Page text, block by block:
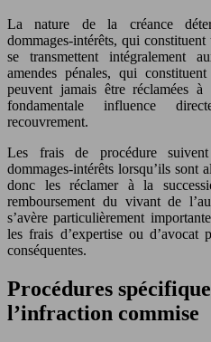
La nature de la créance
dommages-intérêts, qui
se transmettent intégralement
amendes pénales, qui
peuvent jamais être réclamées
fondamentale influence
recouvrement.
Les frais de procédure
dommages-intérêts lorsqu’ils sont
donc les réclamer à la
remboursement du vivant de
s’avère particulièrement
les frais d’expertise ou d’avocat
conséquentes.
Procédures
l’infraction commise